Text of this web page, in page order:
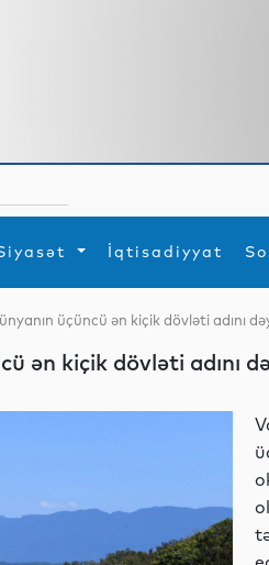
İqtisadiyyat
Xarici siyasətTurizm
Hadisə
üçüncü ən kiçik dövləti adını
ən kiçik dövləti adını